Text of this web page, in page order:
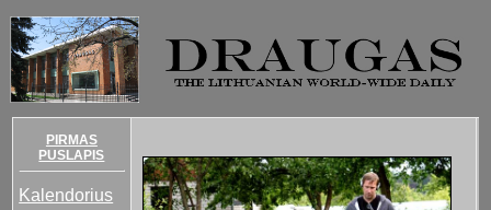
PIRMAS
PUSLAPIS
Kalendorius